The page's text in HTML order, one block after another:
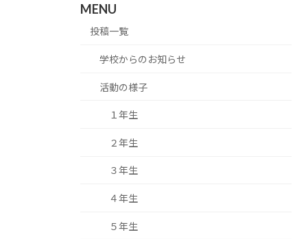
MENU
投稿一覧
学校からのお知らせ
活動の様子
１年生
２年生
３年生
４年生
５年生